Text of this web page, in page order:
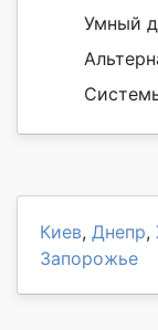
Умный
Киев, Днепр,
Запорожье